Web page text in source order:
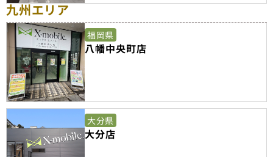
九州エリア
福岡県
八幡中央町店
大分県
大分店